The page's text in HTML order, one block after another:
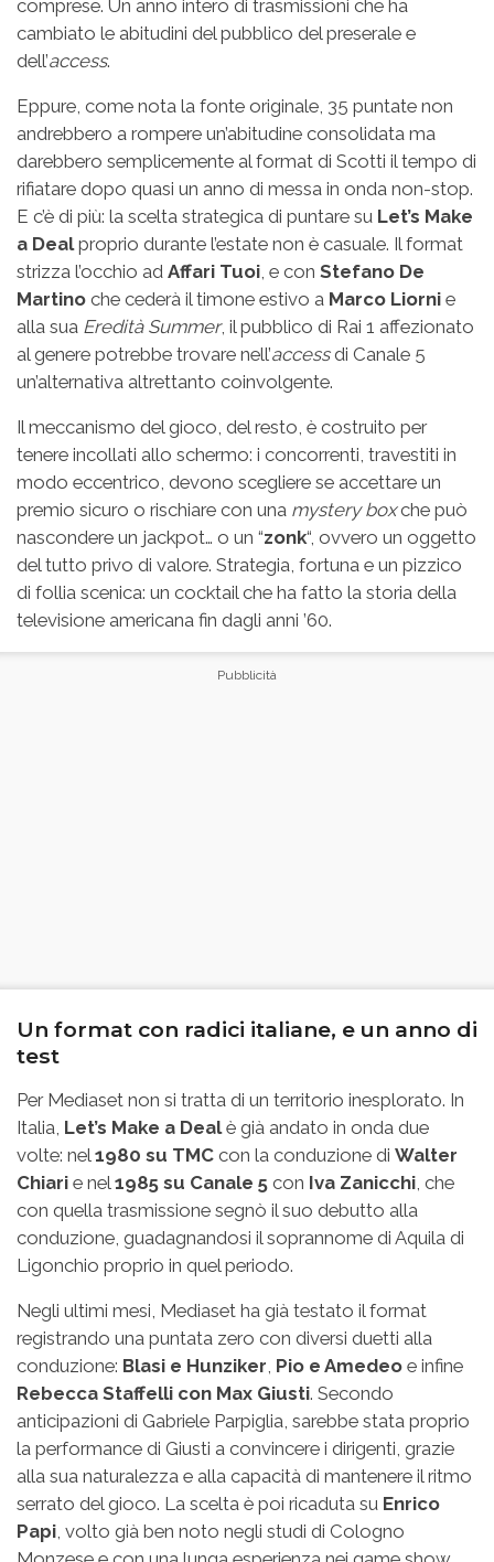
comprese. Un anno intero di trasmissioni che ha
cambiato le abitudini del pubblico del preserale e
dell’access.
Eppure, come nota la fonte originale, 35 puntate non
andrebbero a rompere un’abitudine consolidata ma
darebbero semplicemente al format di Scotti il tempo di
rifiatare dopo quasi un anno di messa in onda non-stop.
E c’è di più: la scelta strategica di puntare su Let’s Make
a Dealproprio durante l’estate non è casuale. Il format
strizza l’occhio ad Affari Tuoi, e con Stefano De
Martino che cederà il timone estivo a Marco Liorni e
alla sua Eredità Summer, il pubblico di Rai 1 affezionato
al genere potrebbe trovare nell’accessdi Canale 5
un’alternativa altrettanto coinvolgente.
Il meccanismo del gioco, del resto, è costruito per
tenere incollati allo schermo: i concorrenti, travestiti in
modo eccentrico, devono scegliere se accettare un
premio sicuro o rischiare con una mystery boxche può
nascondere un jackpot… o un “zonk“, ovvero un oggetto
del tutto privo di valore. Strategia, fortuna e un pizzico
di follia scenica: un cocktail che ha fatto la storia della
televisione americana fin dagli anni ’60.
Un format con radici italiane, e un anno di
test
Per Mediaset non si tratta di un territorio inesplorato. In
Italia, Let’s Make a Dealè già andato in onda due
volte: nel1980 su TMC con la conduzione di Walter
Chiari e nel1985 su Canale 5 con Iva Zanicchi, che
con quella trasmissione segnò il suo debutto alla
conduzione, guadagnandosi il soprannome di Aquila di
Ligonchio proprio in quel periodo.
Negli ultimi mesi, Mediaset ha già testato il format
registrando una puntata zero con diversi duetti alla
conduzione: Blasi e Hunziker, Pio e Amedeo e infine
Rebecca Staffelli con Max Giusti. Secondo
anticipazioni di Gabriele Parpiglia, sarebbe stata proprio
la performance di Giusti a convincere i dirigenti, grazie
alla sua naturalezza e alla capacità di mantenere il ritmo
serrato del gioco. La scelta è poi ricaduta su Enrico
Papi, volto già ben noto negli studi di Cologno